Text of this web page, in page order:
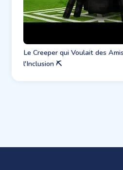
Le Creeper qui Voulait des
l'Inclusion ⛏️